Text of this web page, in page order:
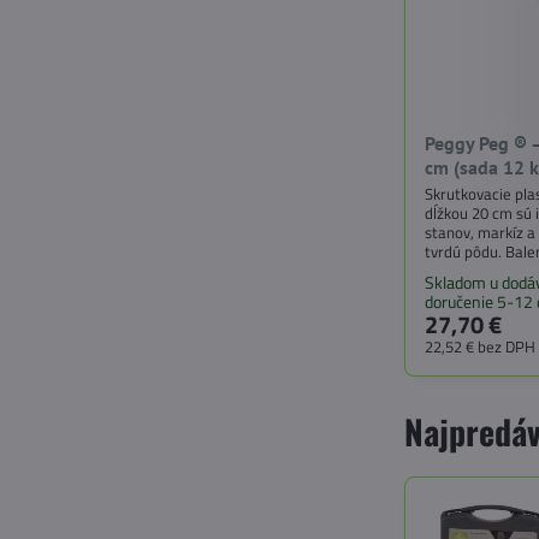
Peggy Peg ®
cm (sada 12
Skrutkovacie
dĺžkou 20 cm sú
stanov, markíz
tvrdú pôdu.
Skladom u
doručenie 5-12
27,70 €
22,52 € bez DPH